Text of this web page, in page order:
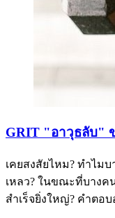
GRIT "อาวุธลับ"
เคยสงสัยไหม? ทำไม
เหลว? ในขณะที่บางค
สำเร็จยิ่งใหญ่? คำตอ